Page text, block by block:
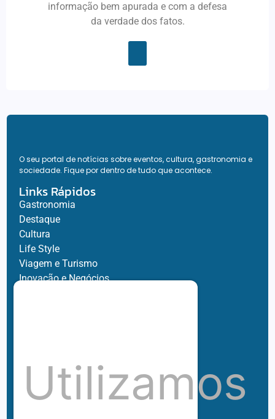
informação bem apurada e com a defesa
da verdade dos fatos.
O seu portal de notícias sobre eventos, cultura, gastronomia e
sociedade. Fique por dentro de tudo que acontece.
Links Rápidos
Gastronomia
Destaque
Cultura
Life Style
Viagem e Turismo
Inovação e Negócios
Hubnexxo
Redes
Utilizamos